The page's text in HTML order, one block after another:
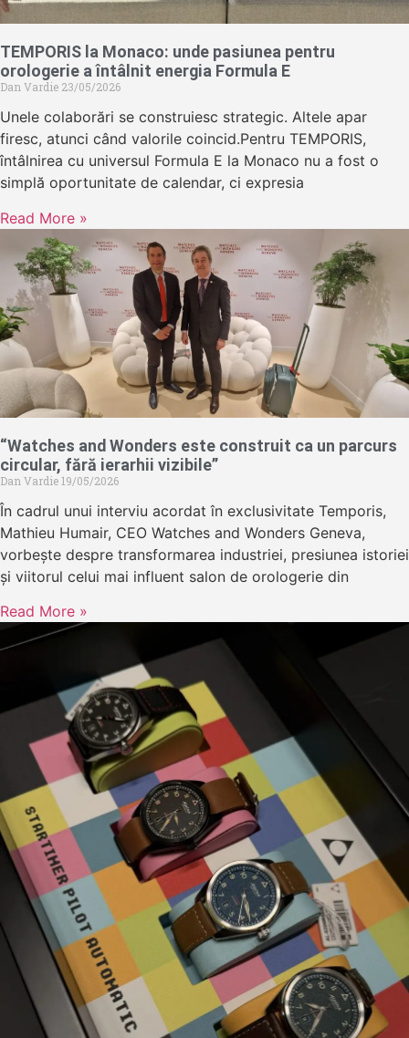
TEMPORIS la Monaco: unde pasiunea pentru
orologerie a întâlnit energia Formula E
Dan Vardie 23/05/2026
Unele colaborări se construiesc strategic. Altele apar
firesc, atunci când valorile coincid.Pentru TEMPORIS,
întâlnirea cu universul Formula E la Monaco nu a fost o
simplă oportunitate de calendar, ci expresia
Read More »
“Watches and Wonders este construit ca un parcurs
circular, fără ierarhii vizibile”
Dan Vardie19/05/2026
În cadrul unui interviu acordat în exclusivitate Temporis,
Mathieu Humair, CEO Watches and Wonders Geneva,
vorbește despre transformarea industriei, presiunea istoriei
și viitorul celui mai influent salon de orologerie din
Read More »